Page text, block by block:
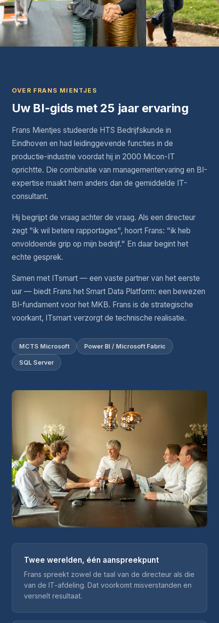
OVER FRANS MIENTJES
Uw BI-gids met 25 jaar ervaring
Frans Mientjes studeerde HTS Bedrijfskunde in
Eindhoven en had leidinggevende functies in de
productie-industrie voordat hij in 2000 Micon-IT
oprichtte. Die combinatie van managementervaring en BI-
expertise maakt hem anders dan de gemiddelde IT-
consultant.
Hij begrijpt de vraag achter de vraag. Als een directeur
zegt "ik wil betere rapportages", hoort Frans: "ik heb
onvoldoende grip op mijn bedrijf." En daar begint het
echte gesprek.
Samen met ITsmart — een vaste partner van het eerste
uur — biedt Frans het Smart Data Platform: een bewezen
BI-fundament voor het MKB. Frans is de strategische
voorkant, ITsmart verzorgt de technische realisatie.
MCTS Microsoft Power BI / Microsoft Fabric
SQL Server
Twee werelden, één aanspreekpunt
Frans spreekt zowel de taal van de directeur als die
van de IT-afdeling. Dat voorkomt misverstanden en
versnelt resultaat.